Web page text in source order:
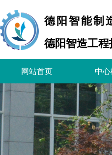
德阳智能制
德阳智造工程
网站首页 中